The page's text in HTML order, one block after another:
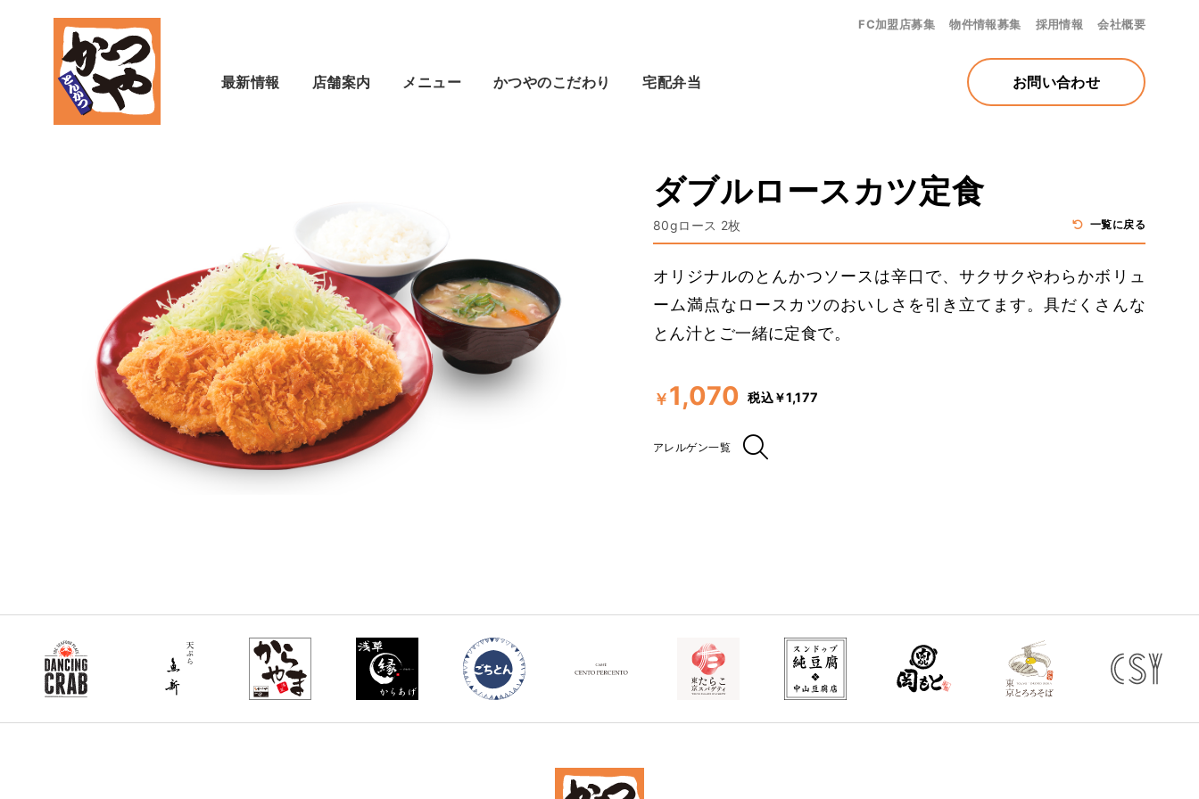
最新情報 店舗案内 メニュー かつやのこだわり 宅配弁当
FC加盟店募集 物件情報募集 採用情報 会社概要
お問い合わせ
ダブルロースカツ定食
80gロース 2枚 一覧に戻る
オリジナルのとんかつソースは辛口で、サクサクやわらかボリュ
ーム満点なロースカツのおいしさを引き立てます。具だくさんな
とん汁とご一緒に定食で。
￥1,070 税込￥1,177
アレルゲン一覧